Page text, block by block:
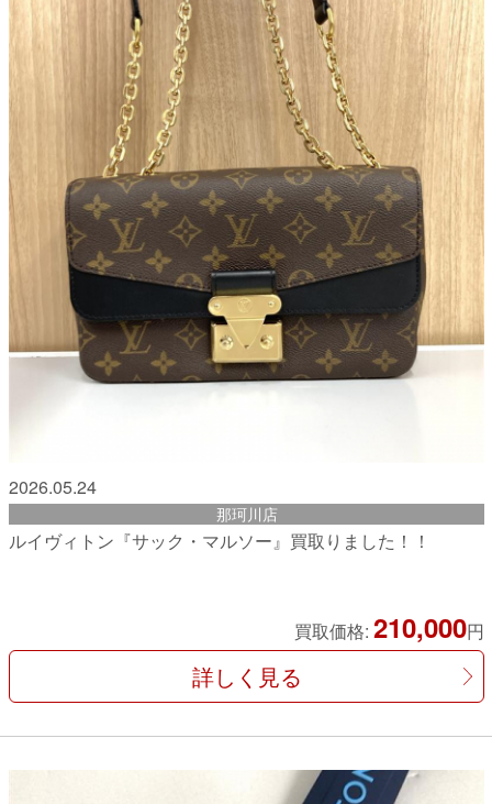
2026.05.24
那珂川店
ルイヴィトン『サック・マルソー』買取りました！！
買取価格: 210,000円
詳しく見る